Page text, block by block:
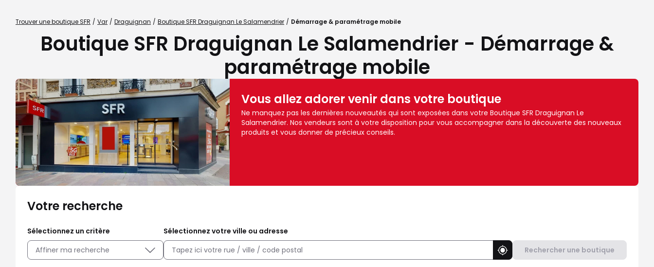
Trouver une boutique SFR Var Draguignan Boutique SFR Draguignan Le Salamendrier Démarrage & paramétrage mobile
Boutique SFR Draguignan Le Salamendrier - Démarrage &
paramétrage mobile
Vous allez adorer venir dans votre boutique
Ne manquez pas les dernières nouveautés qui sont exposées dans votre Boutique SFR Draguignan Le
Salamendrier. Nos vendeurs sont à votre disposition pour vous accompagner dans la découverte des nouveaux
produits et vous donner de précieux conseils.
Votre recherche
Sélectionnez un critère
Affiner ma recherche
Sélectionnez votre ville ou adresse
Utiliser ma position
Rechercher une boutique